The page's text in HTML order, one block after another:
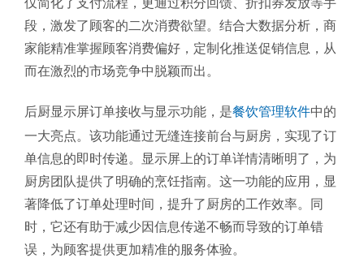
仅简化了支付流程，更通过积分回馈、折扣券发放等手
段，激发了顾客的二次消费欲望。结合大数据分析，商
家能精准掌握顾客消费偏好，定制化推送促销信息，从
而在激烈的市场竞争中脱颖而出。
后厨显示屏订单接收与显示功能，是餐饮管理软件中的
一大亮点。该功能通过无缝连接前台与厨房，实现了订
单信息的即时传递。显示屏上的订单详情清晰明了，为
厨房团队提供了明确的烹饪指南。这一功能的应用，显
著降低了订单处理时间，提升了厨房的工作效率。同
时，它还有助于减少因信息传递不畅而导致的订单错
误，为顾客提供更加精准的服务体验。